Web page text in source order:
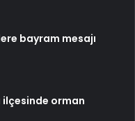
bayram mesajı
ilçesinde orman